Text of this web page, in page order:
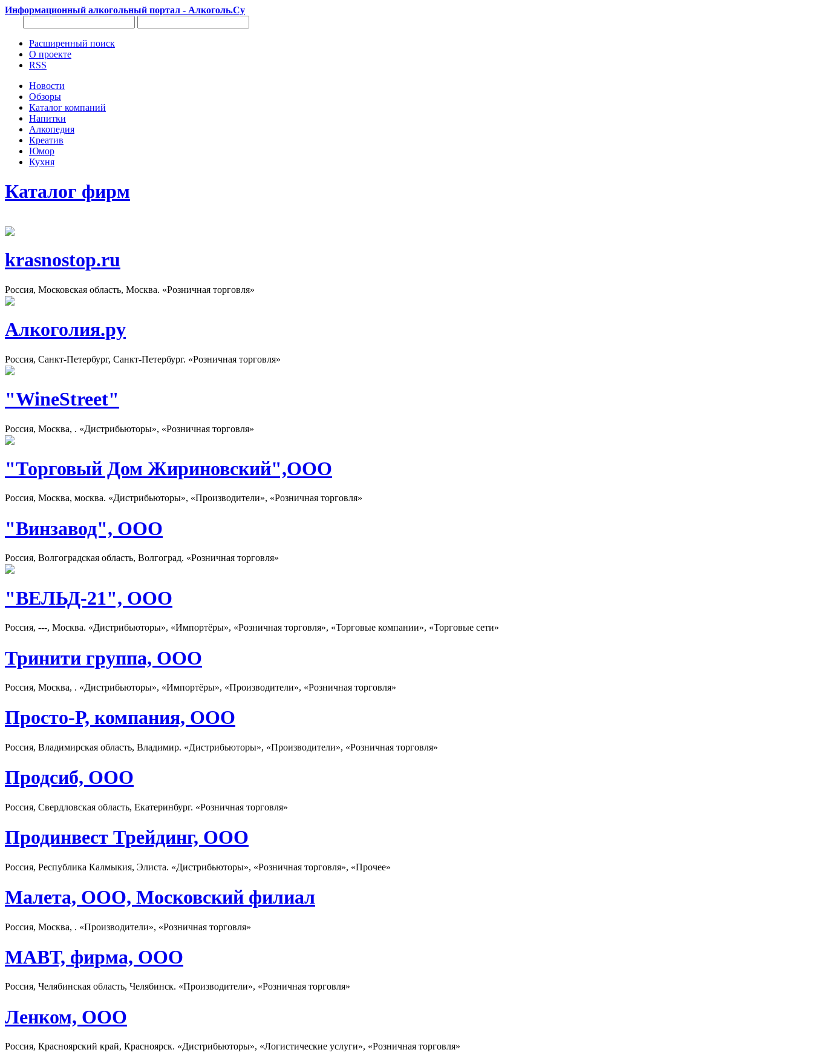
Информационный алкогольный портал - Алкоголь.Су
Расширенный поиск
О проекте
RSS
Новости
Обзоры
Каталог компаний
Напитки
Алкопедия
Креатив
Юмор
Кухня
Каталог фирм
krasnostop.ru
Россия, Московская область, Москва. «Розничная торговля»
Алкоголия.ру
Россия, Санкт-Петербург, Санкт-Петербург. «Розничная торговля»
"WineStreet"
Россия, Москва, . «Дистрибьюторы», «Розничная торговля»
"Торговый Дом Жириновский",ООО
Россия, Москва, москва. «Дистрибьюторы», «Производители», «Розничная торговля»
"Винзавод", ООО
Россия, Волгоградская область, Волгоград. «Розничная торговля»
"ВЕЛЬД-21", ООО
Россия, ---, Москва. «Дистрибьюторы», «Импортёры», «Розничная торговля», «Торговые компании», «Торговые сети»
Тринити группа, ООО
Россия, Москва, . «Дистрибьюторы», «Импортёры», «Производители», «Розничная торговля»
Просто-Р, компания, ООО
Россия, Владимирская область, Владимир. «Дистрибьюторы», «Производители», «Розничная торговля»
Продсиб, ООО
Россия, Свердловская область, Екатеринбург. «Розничная торговля»
Продинвест Трейдинг, ООО
Россия, Республика Калмыкия, Элиста. «Дистрибьюторы», «Розничная торговля», «Прочее»
Малета, ООО, Московский филиал
Россия, Москва, . «Производители», «Розничная торговля»
МАВТ, фирма, ООО
Россия, Челябинская область, Челябинск. «Производители», «Розничная торговля»
Ленком, ООО
Россия, Красноярский край, Красноярск. «Дистрибьюторы», «Логистические услуги», «Розничная торговля»